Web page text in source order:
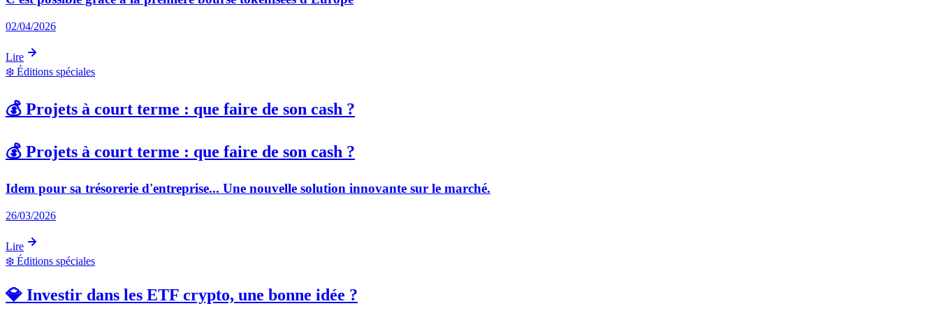
02/04/2026
Lire
❄️ Éditions spéciales
💰 Projets à court terme : que faire de son cash ?
💰 Projets à court terme : que faire de son cash ?
Idem pour sa trésorerie d'entreprise... Une nouvelle solution innovante sur le marché.
26/03/2026
Lire
❄️ Éditions spéciales
💎 Investir dans les ETF crypto, une bonne idée ?